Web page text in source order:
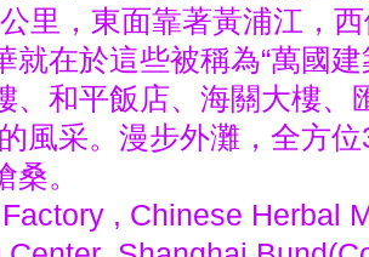
里，東面靠著黃浦江，
就在於這些被稱為“萬國
、和平飯店、海關大樓、
風采。漫步外灘，全方
。
, Chinese Herbal